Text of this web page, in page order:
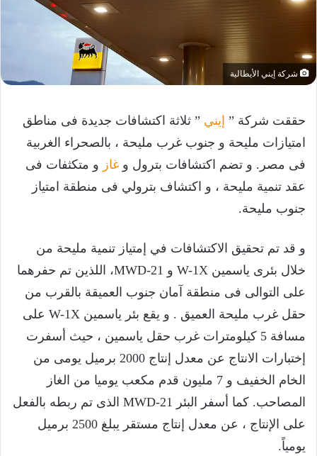
شركة إيني الأيطالية
حققت شركة ” إيني ” ثلاثة اكتشافات جديدة فى مناطق
امتيازات مليحة و جنوب غرب مليحة ، بالصحراء الغربية
فى مصر. و تضم اكتشافات بترول و غاز و متكثفات فى
عقد تنمية مليحة ، و اكتشاف بترولي فى منطقة امتياز
جنوب مليحة.
و قد تم تحقيق الاكتشافات في إمتياز تنمية مليحة من
خلال بئرى ياسمين W-1X و MWD-21، اللذين تم حفرهما
على التوالى فى منطقة آمان جنوب العميقة بالقرب من
حقل غرب مليحة العميق . و يقع بئر ياسمين W-1X على
مسافة 5 كيلومترات غرب حقل ياسمين ، حيث أسفرت
إختبارات الانتاج عن معدل إنتاج 2000 برميل يومى من
الخام الخفيف و 7 مليون قدم مكعب يوميا من الغاز
المصاحب. كما أسفر البئر MWD-21 الذى تم ربطه بالفعل
على الإنتاج ، عن معدل إنتاج مستقر يبلغ 2500 برميل
يومياً.